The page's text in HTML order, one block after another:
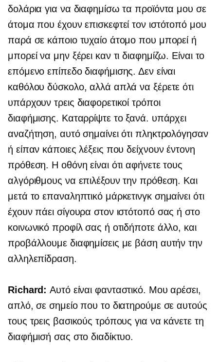
δολάρια για να διαφημίσω τα προϊόντα μου σε
άτομα που έχουν επισκεφτεί τον ιστότοπό μου
παρά σε κάποιο τυχαίο άτομο που μπορεί ή
μπορεί να μην ξέρει καν τι διαφημίζω. Είναι το
επόμενο επίπεδο διαφήμισης. Δεν είναι
καθόλου δύσκολο, αλλά απλά να ξέρετε ότι
υπάρχουν τρεις διαφορετικοί τρόποι
διαφήμισης. Καταρρίψτε το ξανά. υπάρχει
αναζήτηση, αυτό σημαίνει ότι πληκτρολόγησαν
ή είπαν κάποιες λέξεις που δείχνουν έντονη
πρόθεση. Η οθόνη είναι ότι αφήνετε τους
αλγόριθμους να επιλέξουν την πρόθεση. Και
μετά το επαναληπτικό μάρκετινγκ σημαίνει ότι
έχουν πάει σίγουρα στον ιστότοπό σας ή στο
κοινωνικό προφίλ σας ή οτιδήποτε άλλο, και
προβάλλουμε διαφημίσεις με βάση αυτήν την
αλληλεπίδραση.
Richard: Αυτό είναι φανταστικό. Μου αρέσει,
απλό, σε σημείο που το διατηρούμε σε αυτούς
τους τρεις βασικούς τρόπους για να κάνετε τη
διαφήμισή σας στο διαδίκτυο.